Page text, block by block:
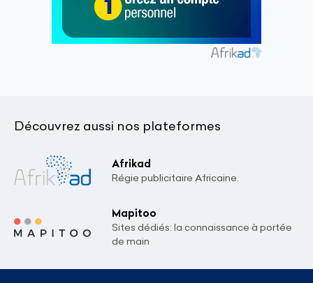
Découvrez aussi nos plateformes
Afrikad
Régie publicitaire Africaine.
Mapitoo
Sites dédiés: la connaissance à portée
de main